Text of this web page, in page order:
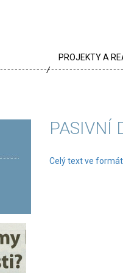
PROJEKTY A
ARCHÍV
PASIVNÍ
Celý text ve